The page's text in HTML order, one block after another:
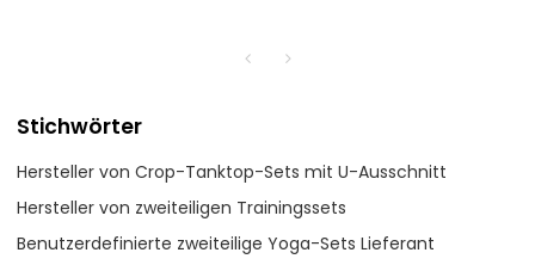
Stichwörter
Hersteller von Crop-Tanktop-Sets mit U-Ausschnitt
Hersteller von zweiteiligen Trainingssets
Benutzerdefinierte zweiteilige Yoga-Sets Lieferant